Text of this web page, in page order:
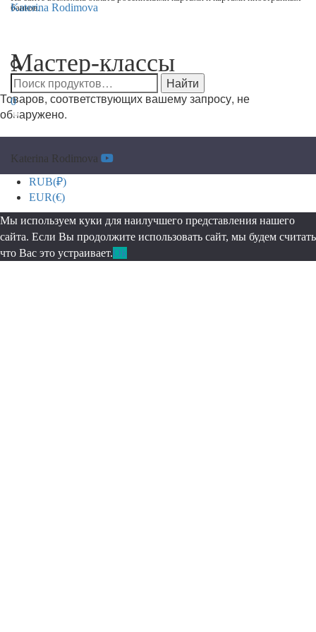
Katerina Rodimova
0
Мастер-классы
Товаров, соответствующих вашему запросу, не
обнаружено.
Katerina Rodimova
RUB(₽)
EUR(€)
Мы используем куки для наилучшего представления нашего
сайта. Если Вы продолжите использовать сайт, мы будем считать
что Вас это устраивает.Ok